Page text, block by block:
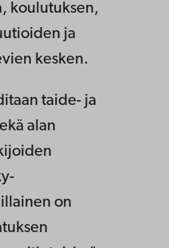
koulutuksen,
ja
kesken.
taide- ja
alan
on